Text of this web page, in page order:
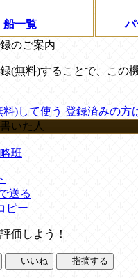
船一覧
パ
のご案内
(無料)することで、この
)して使う 登録済みの方
いた人
班
送る
ピー
価しよう！
いいね 指摘する